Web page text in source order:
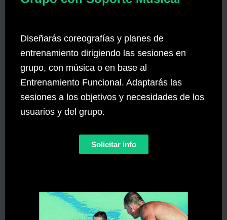
Diseñarás coreografías y planes de
entrenamiento dirigiendo las sesiones en
grupo, con música o en base al
Entrenamiento Funcional. Adaptarás las
sesiones a los objetivos y necesidades de los
usuarios y del grupo.
Solicitar info